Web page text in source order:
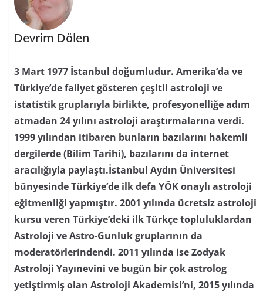
Devrim Dölen
3 Mart 1977 İstanbul doğumludur. Amerika’da ve
Türkiye’de faliyet gösteren çeşitli astroloji ve
istatistik gruplarıyla birlikte, profesyonelliğe adım
atmadan 24 yılını astroloji araştırmalarına verdi.
1999 yılından itibaren bunların bazılarını hakemli
dergilerde (Bilim Tarihi), bazılarını da internet
aracılığıyla paylaştı.İstanbul Aydın Üniversitesi
bünyesinde Türkiye’de ilk defa YÖK onaylı astroloji
eğitmenliği yapmıştır. 2001 yılında ücretsiz astroloji
kursu veren Türkiye’deki ilk Türkçe topluluklardan
Astroloji ve Astro-Gunluk gruplarının da
moderatörlerindendi. 2011 yılında ise Zodyak
Astroloji Yayınevini ve bugün bir çok astrolog
yetiştirmiş olan Astroloji Akademisi’ni, 2015 yılında